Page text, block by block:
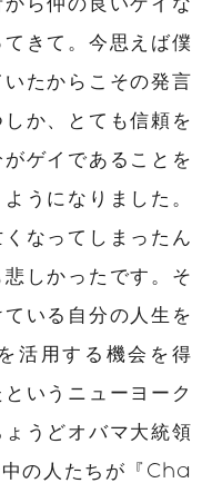
きて。今思えば僕
たからこその発言
か、とても信頼を
ゲイであることを
うになりました。
なってしまったん
しかったです。そ
いる自分の人生を
活用する機会を得
いうニューヨーク
うどオバマ大統領
の人たちが『Cha